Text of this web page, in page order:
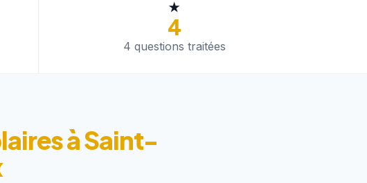
★
4
4 questions traitées
à Saint-